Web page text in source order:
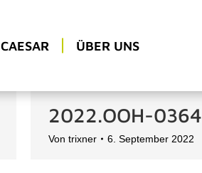
CAESAR ÜBER UNS
2022.OOH-0364
Von trixner 6. September 2022